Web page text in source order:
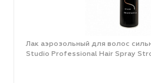
Лак аэрозольный для волос
Studio Professional Hair Spray